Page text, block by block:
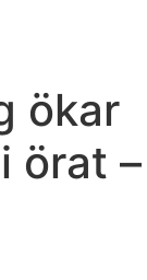
ökar
örat –